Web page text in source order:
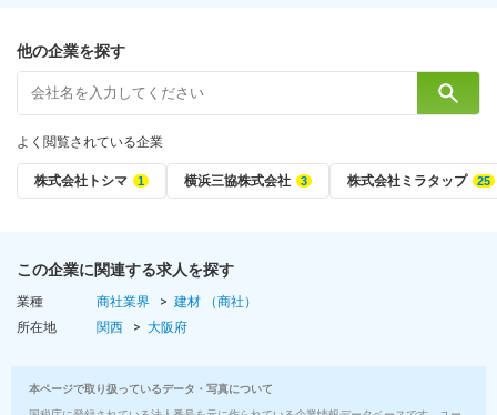
他の企業を探す
よく閲覧されている企業
株式会社トシマ 横浜三協株式会社 株式会社ミラタップ
この企業に関連する求人を探す
業種 商社業界
建材 （商社）
所在地
関西 大阪府
本ページで取り扱っているデータ・写真について